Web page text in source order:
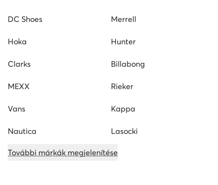
DC Shoes Merrell
Hoka Hunter
Clarks Billabong
MEXX Rieker
Vans Kappa
Nautica Lasocki
További márkák megjelenítése